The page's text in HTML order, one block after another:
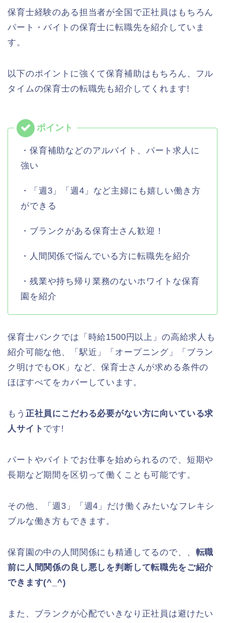
保育士経験のある担当者が全国で正社員はもちろん
パート・バイトの保育士に転職先を紹介していま
す。
以下のポイントに強くて保育補助はもちろん、フル
タイムの保育士の転職先も紹介してくれます!
・保育補助などのアルバイト、パート求人に
強い
・「週3」「週4」など主婦にも嬉しい働き方
ができる
・ブランクがある保育士さん歓迎！
・人間関係で悩んでいる方に転職先を紹介
・残業や持ち帰り業務のないホワイトな保育
園を紹介
保育士バンクでは「時給1500円以上」の高給求人も
紹介可能な他、「駅近」「オープニング」「ブラン
ク明けでもOK」など、保育士さんが求める条件の
ほぼすべてをカバーしています。
もう 正社員にこだわる必要がない方に向いている求
人サイト です!
パートやバイトでお仕事を始められるので、短期や
長期など期間を区切って働くことも可能です。
その他、「週3」「週4」だけ働くみたいなフレキシ
ブルな働き方もできます。
保育園の中の人間関係にも精通してるので、、 転職
前に人間関係の良し悪しを判断して転職先をご紹介
できます(^_^)
また、ブランクが心配でいきなり正社員は避けたい